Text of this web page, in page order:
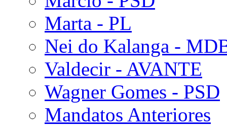
Marta - PL
Nei do Kalanga -
Valdecir - AVANTE
Wagner Gomes - PSD
Mandatos Anteriores